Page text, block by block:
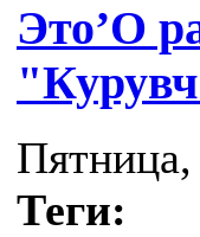
Это’О
Теги: